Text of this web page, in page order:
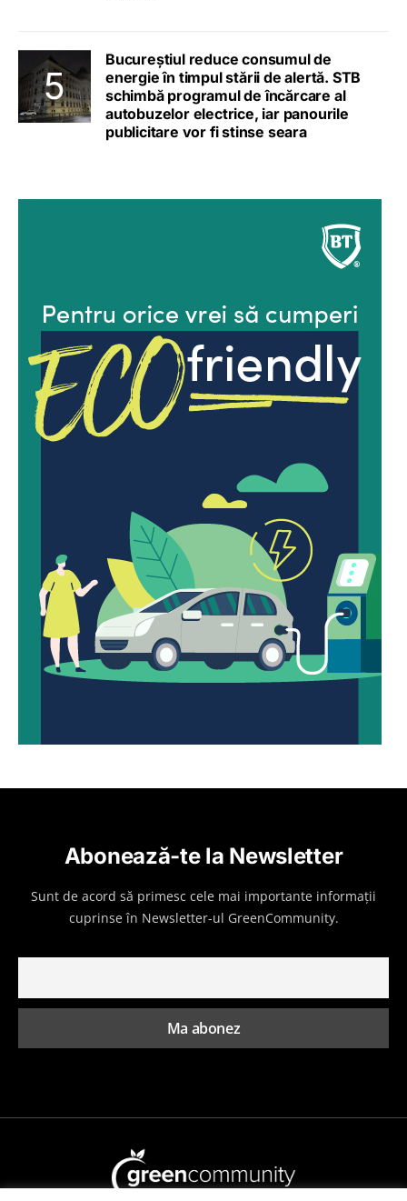
Bucureștiul reduce consumul de
energie în timpul stării de alertă. STB
schimbă programul de încărcare al
autobuzelor electrice, iar panourile
publicitare vor fi stinse seara
Abonează-te la Newsletter
Sunt de acord să primesc cele mai importante informații
cuprinse în Newsletter-ul GreenCommunity.